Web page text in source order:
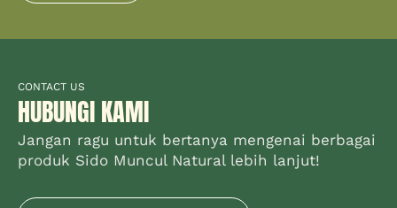
CONTACT US
HUBUNGI KAMI
Jangan ragu untuk bertanya mengenai berbagai
produk Sido Muncul Natural lebih lanjut!